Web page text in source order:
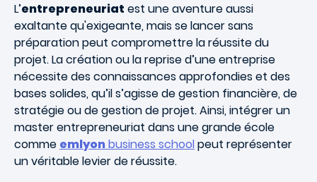
L’entrepreneuriat est une aventure aussi
exaltante qu'exigeante, mais se lancer sans
préparation peut compromettre la réussite du
projet. La création ou la reprise d’une entreprise
nécessite des connaissances approfondies et des
bases solides, qu’il s’agisse de gestion financière, de
stratégie ou de gestion de projet. Ainsi, intégrer un
master entrepreneuriat dans une grande école
comme emlyonbusiness school peut représenter
un véritable levier de réussite.